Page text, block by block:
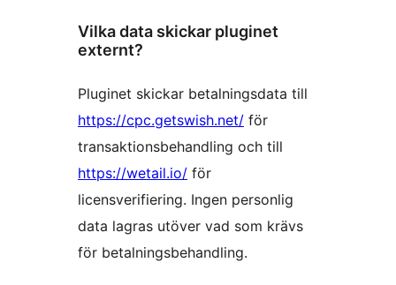
Vilka data skickar pluginet
externt?
Pluginet skickar betalningsdata till
https://cpc.getswish.net/ för
transaktionsbehandling och till
https://wetail.io/ för
licensverifiering. Ingen personlig
data lagras utöver vad som krävs
för betalningsbehandling.